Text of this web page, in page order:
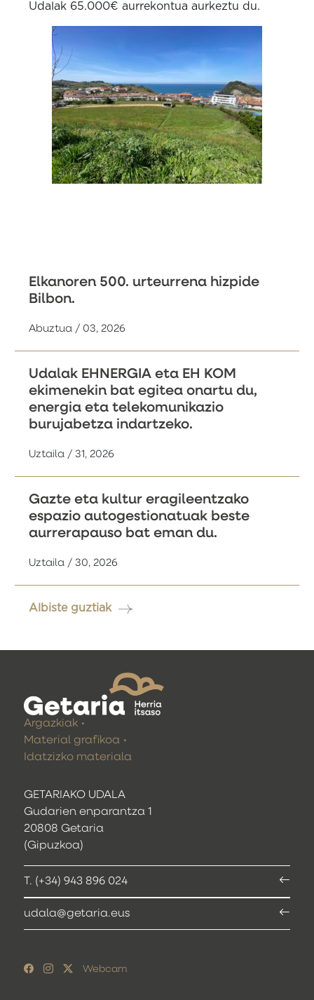
Udalak 65.000€ aurrekontua aurkeztu du.
Elkanoren 500. urteurrena hizpide
Bilbon.
Abuztua / 03, 2026
Udalak EHNERGIA eta EH KOM
ekimenekin bat egitea onartu du,
energia eta telekomunikazio
burujabetza indartzeko.
Uztaila / 31, 2026
Gazte eta kultur eragileentzako
espazio autogestionatuak beste
aurrerapauso bat eman du.
Uztaila / 30, 2026
Albiste guztiak
GETARIAKO UDALA
Gudarien enparantza 1
20808 Getaria
(Gipuzkoa)
T. (+34) 943 896 024
udala@getaria.eus
Argazkiak
Material grafikoa
Idatzizko materiala
Webcam